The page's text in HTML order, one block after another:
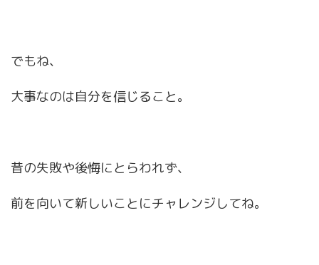
でもね、
大事なのは自分を信じること。
昔の失敗や後悔にとらわれず、
前を向いて新しいことにチャレンジしてね。